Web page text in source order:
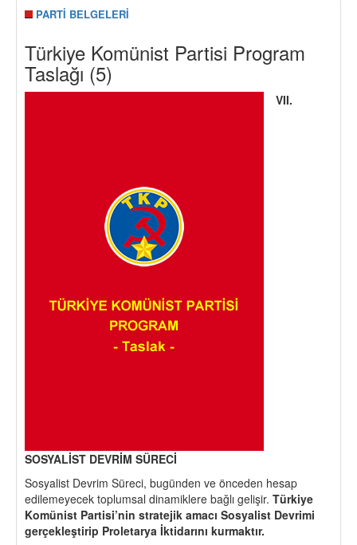
PARTİ BELGELERİ
Türkiye Komünist Partisi Program
Taslağı (5)
VII.
SOSYALİST DEVRİM SÜRECİ
Sosyalist Devrim Süreci, bugünden ve önceden hesap
edilemeyecek toplumsal dinamiklere bağlı gelişir. Türkiye
Komünist Partisi’nin stratejik amacı Sosyalist Devrimi
gerçekleştirip Proletarya İktidarını kurmaktır.